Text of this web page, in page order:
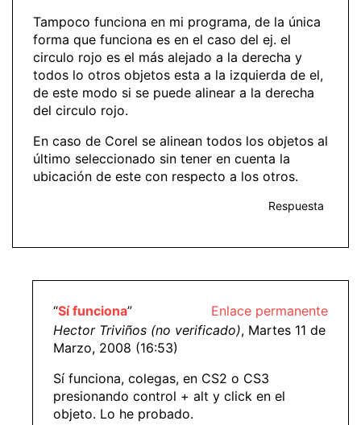
Tampoco funciona en mi programa, de la única
forma que funciona es en el caso del ej. el
circulo rojo es el más alejado a la derecha y
todos lo otros objetos esta a la izquierda de el,
de este modo si se puede alinear a la derecha
del circulo rojo.
En caso de Corel se alinean todos los objetos al
último seleccionado sin tener en cuenta la
ubicación de este con respecto a los otros.
Respuesta
Enlace permanente
“Sí funciona”
Hector Triviños (no verificado), Martes 11 de
Marzo, 2008 (16:53)
Sí funciona, colegas, en CS2 o CS3
presionando control + alt y click en el
objeto. Lo he probado.